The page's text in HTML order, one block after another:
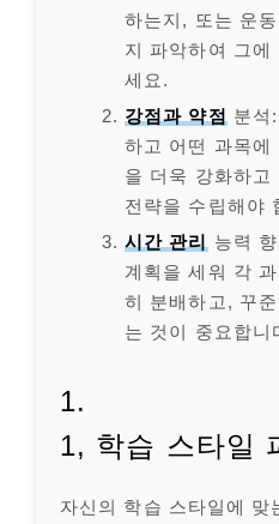
하는지, 또는 운
지 파악하여 그에
세요.
강점과 약점 분석
하고 어떤 과목에
을 더욱 강화하고
전략을 수립해야
시간 관리 능력
계획을 세워 각
히 분배하고, 꾸
는 것이 중요합니
1.
1, 학습 스타일
자신의 학습 스타일에 맞